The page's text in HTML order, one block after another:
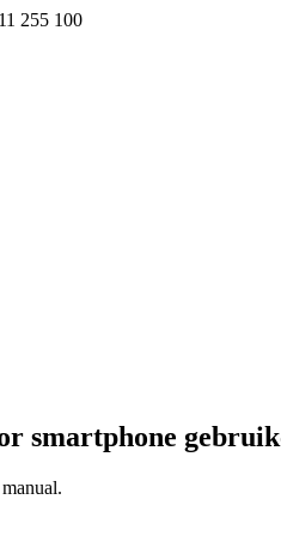
255 100
smartphone